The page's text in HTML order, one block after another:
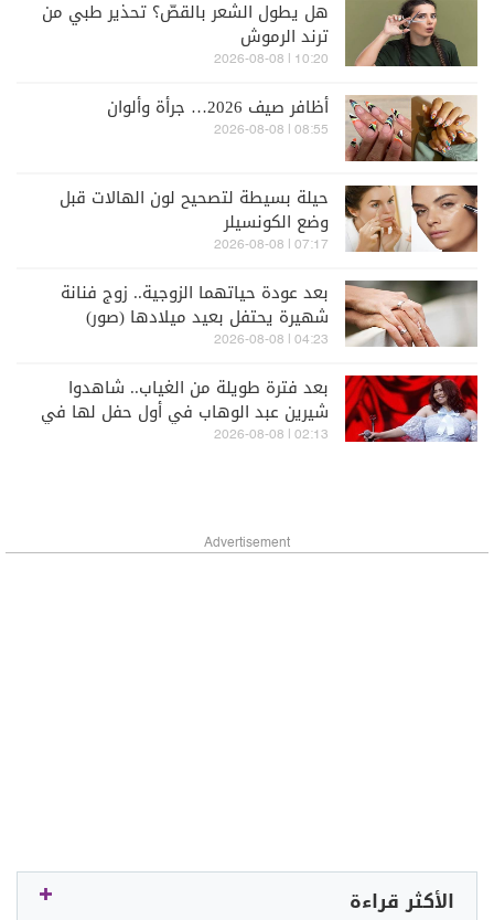
هل يطول الشعر بالقصّ؟ تحذير طبي من
ترند الرموش
10:20 | 2026-08-08
أظافر صيف 2026… جرأة وألوان
08:55 | 2026-08-08
حيلة بسيطة لتصحيح لون الهالات قبل
وضع الكونسيلر
07:17 | 2026-08-08
بعد عودة حياتهما الزوجية.. زوج فنانة
شهيرة يحتفل بعيد ميلادها (صور)
04:23 | 2026-08-08
بعد فترة طويلة من الغياب.. شاهدوا
شيرين عبد الوهاب في أول حفل لها في
الساحل الشمالي (فيديو)
02:13 | 2026-08-08
Advertisement
الأكثر قراءة